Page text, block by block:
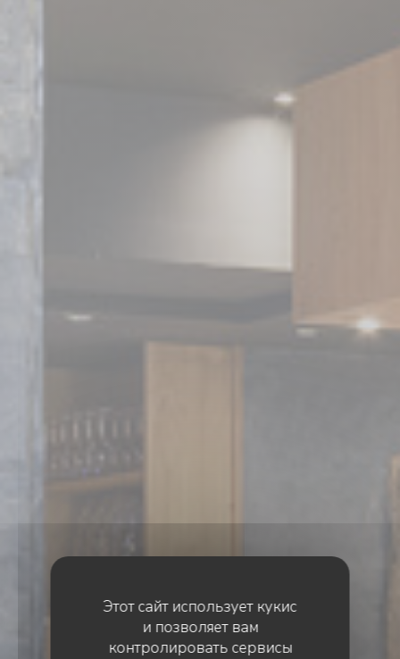
Этот сайт использует кукис
и позволяет вам
контролировать сервисы